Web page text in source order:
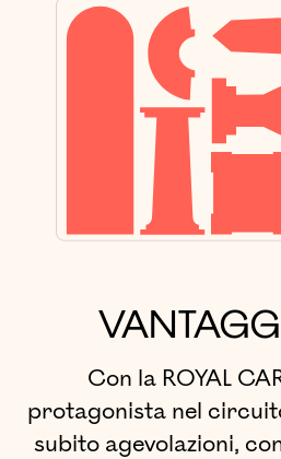
Con la ROYAL
protagonista nel
subito agevolazioni,